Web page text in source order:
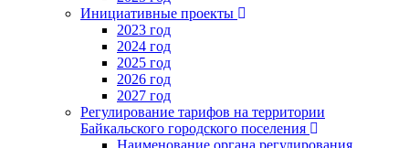
Инициативные проекты
2023 год
2024 год
2025 год
2026 год
2027 год
Регулирование тарифов на территории
Байкальского городского поселения
Наименование органа регулирования